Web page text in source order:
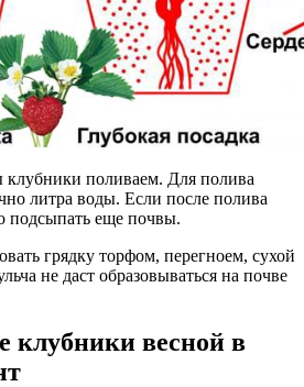
поливаем. Для полива
литра воды. Если после полива
подсыпать еще почвы.
грядку торфом, перегноем, сухой
не даст образовываться на почве
клубники весной в